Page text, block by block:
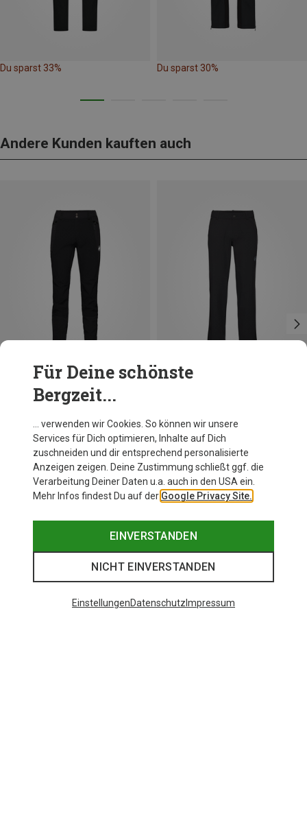
Du sparst 33% Du sparst 30%
Andere Kunden kauften auch
Du sparst 21%
Für Deine schönste
Bergzeit...
… verwenden wir Cookies. So können wir unsere
Services für Dich optimieren, Inhalte auf Dich
zuschneiden und dir entsprechend personalisierte
Anzeigen zeigen. Deine Zustimmung schließt ggf. die
Verarbeitung Deiner Daten u.a. auch in den USA ein.
Mehr Infos findest Du auf der Google Privacy Site.
EINVERSTANDEN
NICHT EINVERSTANDEN
EinstellungenDatenschutz Impressum